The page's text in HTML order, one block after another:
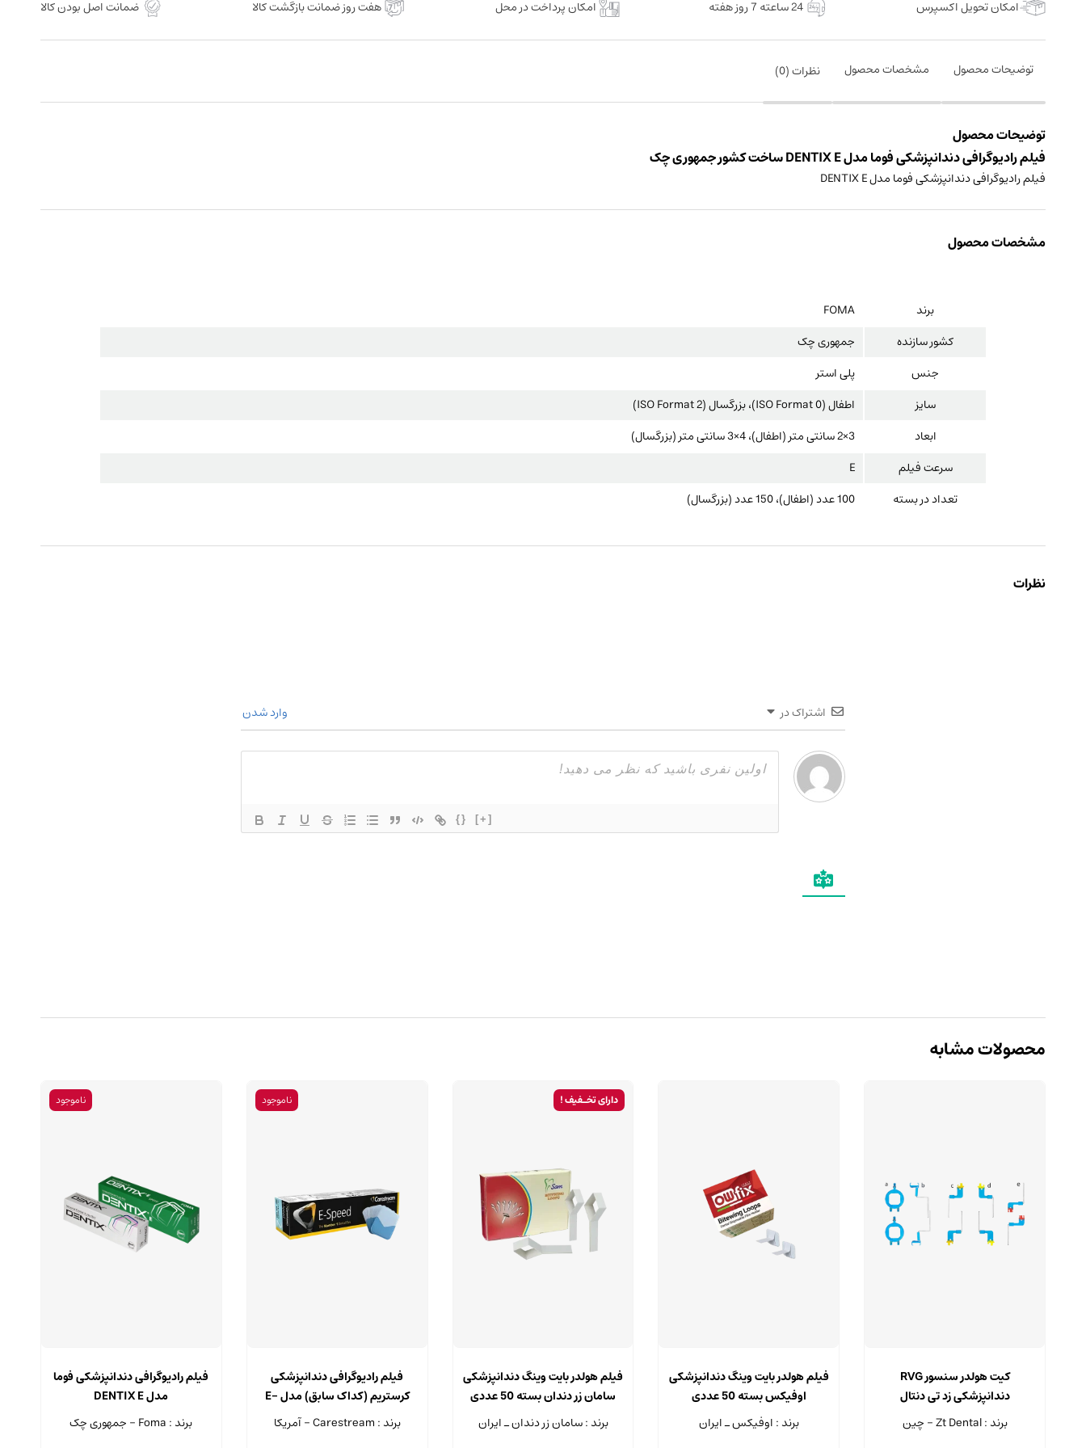
امکان تحویل اکسپرس 24 ساعته 7 روز هفته امکان پرداخت در محل هفت روز ضمانت بازگشت کالا ضمانت اصل بودن کالا
توضیحات محصول مشخصات محصول نظرات (0
)
توضیحات محصول
فیلم رادیوگرافی دندانپزشکی فوما مدل DENTIX E ساخت کشور جمهوری چک
فیلم رادیوگرافی دندانپزشکی فوما مدل DENTIX E
مشخصات محصول
برند
FOMA
کشور سازنده
جمهوری چک
جنس
پلی استر
سایز
اطفال (ISO Format 0)، بزرگسال (ISO Format 2)
ابعاد
3×2 سانتی متر (اطفال)، 4×3 سانتی متر (بزرگسال)
سرعت فیلم
E
تعداد در بسته
100 عدد (اطفال)، 150 عدد (بزرگسال)
نظرات
اشتراک در وارد شدن
{} [+]
محصولات مشابه
کیت هولدر سنسور RVG
دندانپزشکی زد تی دنتال
برند : Zt Dental - چین
فیلم هولدر بایت وینگ دندانپزشکی
اوفیکس بسته 50 عددی
برند : اوفیکس ـ ایران
دارای تخـفیف !
محصول
دارای
انواع
مختلفی
فیلم هولدر بایت وینگ دندانپزشکی
سامان زر دندان بسته 50 عددی
برند : سامان زر دندان ـ ایران
ناموجود
فیلم رادیوگرافی دندانپزشکی
کرستریم (کداک سابق) مدل E-
Speed
برند : Carestream - آمریکا
ناموجود
محصول
دارای
انواع
مختلفی
فیلم رادیوگرافی دندانپزشکی فوما
مدل DENTIX E
برند : Foma - جمهوری چک